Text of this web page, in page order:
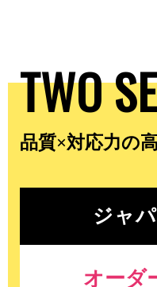
TWO
品質×対応力の
ジャ
オーダ